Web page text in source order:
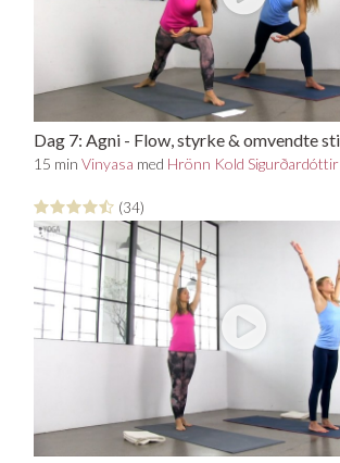
Dag 7: Agni - Flow, styrke & omvendte
15 minVinyasa med Hrönn Kold Sigurðardóttir
(34)